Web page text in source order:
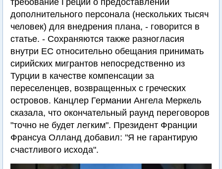
требование Греции о предоставлении
дополнительного персонала (нескольких тысяч
человек) для внедрения плана, - говорится в
статье. - Сохраняются также разногласия
внутри ЕС относительно обещания принимать
сирийских мигрантов непосредственно из
Турции в качестве компенсации за
переселенцев, возвращенных с греческих
островов. Канцлер Германии Ангела Меркель
сказала, что окончательный раунд переговоров
"точно не будет легким". Президент Франции
Франсуа Олланд добавил: "Я не гарантирую
счастливого исхода".